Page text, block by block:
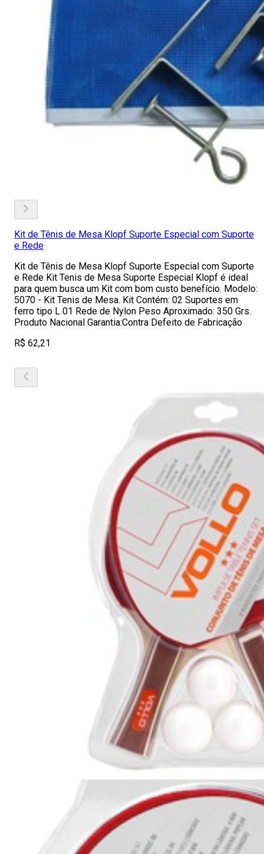
Kit de Tênis de Mesa Klopf Suporte Especial com Suporte
e Rede
Kit de Tênis de Mesa Klopf Suporte Especial com Suporte
e Rede Kit Tenis de Mesa Suporte Especial Klopf é ideal
para quem busca um Kit com bom custo benefício. Modelo:
5070 - Kit Tenis de Mesa. Kit Contém: 02 Suportes em
ferro tipo L 01 Rede de Nylon Peso Aproximado: 350 Grs.
Produto Nacional Garantia:Contra Defeito de Fabricação
R$ 62,21